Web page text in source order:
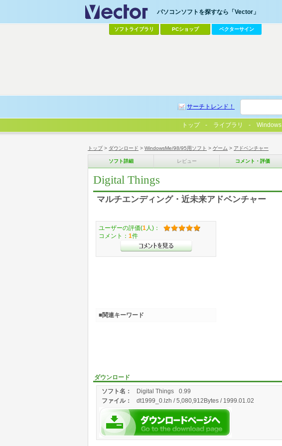
トップ> ダウンロード > WindowsMe/98/95用ソフト > ゲーム > アドベンチャー
ソフト詳細 レビュー コメント・評価
Digital Things
マルチエンディング・近未来アドベンチャー
ダウンロード
ソフト名：
Digital Things 0.99
ファイル： dt1999_0.lzh / 5,080,912Bytes / 1999.01.02
ユーザーの評価(1 人)：
コメント： 1件
■関連キーワード
パソコンソフトを探すなら「Vector」
ソフトライブラリ PCショップ ベクターサイン
サーチトレンド！
トップ ライブラリ Windows